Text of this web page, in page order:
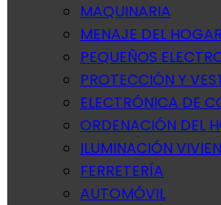
MAQUINARIA
MENAJE DEL HOGAR
PEQUEÑOS
PROTECCIÓN Y
ELECTRÓNICA DE
ORDENACIÓN DEL
ILUMINACIÓN
FERRETERÍA
AUTOMÓVIL